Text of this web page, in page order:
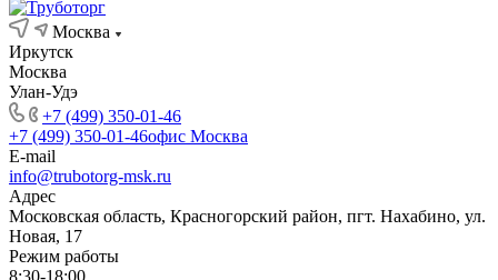
Москва
Иркутск
Москва
Улан-Удэ
+7 (499) 350-01-46
+7 (499) 350-01-46офис Москва
E-mail
info@trubotorg-msk.ru
Адрес
Московская область, Красногорский район, пгт. Нахабино, ул.
Новая, 17
Режим работы
8:30-18:00